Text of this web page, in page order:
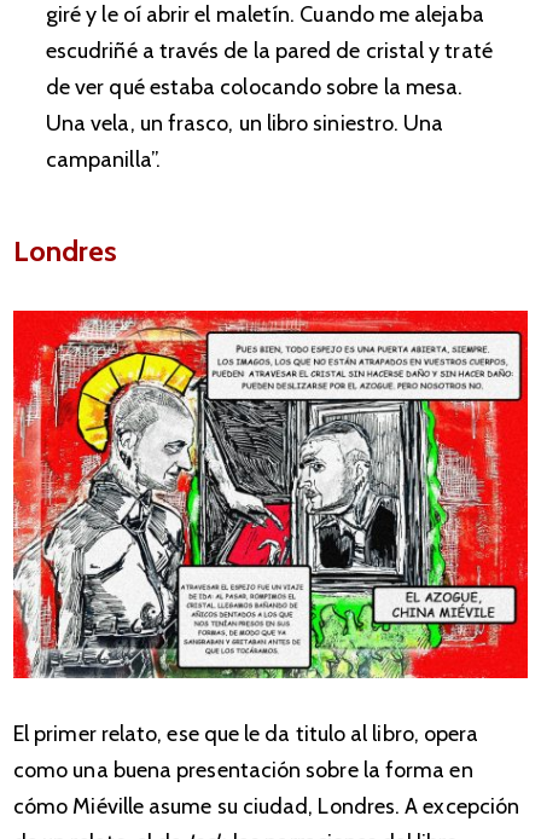
giré y le oí abrir el maletín. Cuando me alejaba
escudriñé a través de la pared de cristal y traté
de ver qué estaba colocando sobre la mesa.
Una vela, un frasco, un libro siniestro. Una
campanilla”.
Londres
El primer relato, ese que le da titulo al libro, opera
como una buena presentación sobre la forma en
cómo Miéville asume su ciudad, Londres. A excepción